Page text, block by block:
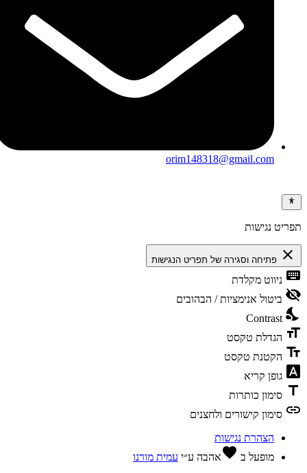
orim148318@gmail.com
נגישות
close פתיחה וסגירה של תפריט הנגישות
ניווט מקלדת
ביטול אנימציות / הבהובים
Contrast
הגדלת טקסט
הקטנת טקסט
גופן קריא
סימון כותרות
סימון קישורים ולחצנים
הצהרת נגישות
מופעל בfavoriteאהבהע״יעמית מורנו